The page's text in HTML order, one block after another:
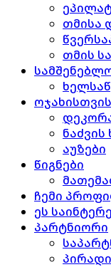
თმისა
თმის
ოჯახისთვის
ნაძვის
აუზები
წიგნები
ჩემი
ეს
პარტნიორი